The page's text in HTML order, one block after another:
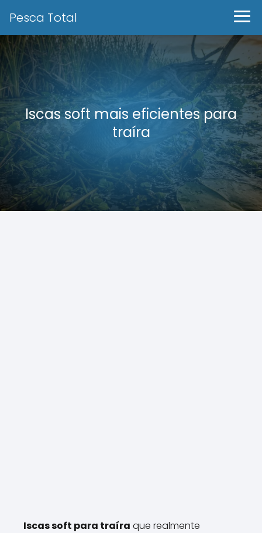
Pesca Total
Iscas soft mais eficientes para
traíra
Iscas soft para traíra que realmente